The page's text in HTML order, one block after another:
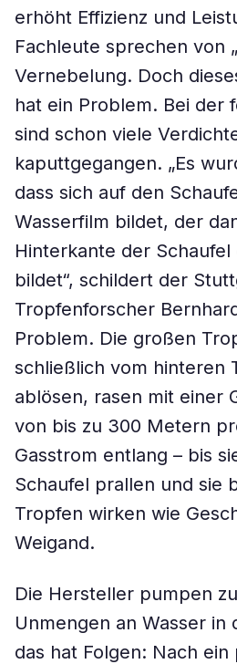
erhöht Effizienz und
Fachleute sprechen von
Vernebelung. Doch
hat ein Problem. Bei der
sind schon viele
kaputtgegangen. „Es
dass sich auf den
Wasserfilm bildet, der
Hinterkante der
bildet“, schildert der
Tropfenforscher
Problem. Die großen
schließlich vom hinteren
ablösen, rasen mit einer
von bis zu 300 Metern
Gasstrom entlang – bis
Schaufel prallen und sie
Tropfen wirken wie
Weigand.
Die Hersteller pumpen
Unmengen an Wasser in
das hat Folgen: Nach